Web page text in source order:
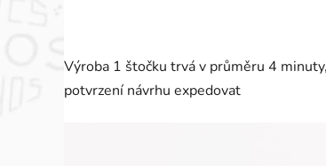
Výroba 1 štočku trvá v průměru 4
potvrzení návrhu expedovat